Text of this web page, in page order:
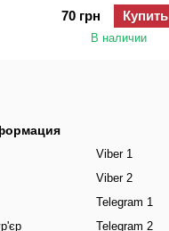
70 грн Купить
В наличии
Viber 1
Viber 2
Telegram 1
Telegram 2